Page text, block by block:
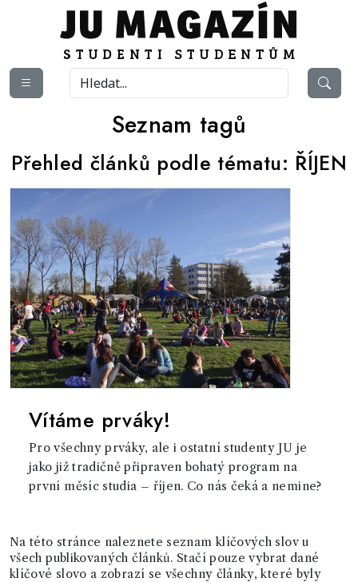
Seznam tagů
Přehled článků podle tématu: ŘÍJEN
Vítáme prváky!
Pro všechny prváky, ale i ostatní studenty JU je
jako již tradičně připraven bohatý program na
první měsíc studia – říjen. Co nás čeká a nemine?
Na této stránce naleznete seznam klíčových slov u
všech publikovaných článků. Stačí pouze vybrat dané
klíčové slovo a zobrazí se všechny články, které byly